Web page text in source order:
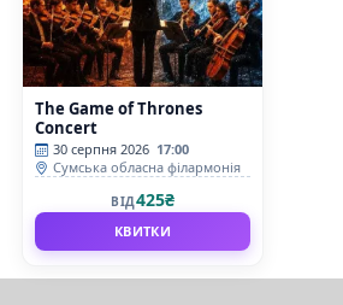
The Game of Thrones
Concert
30 серпня 2026 17:00
Сумська обласна філармонія
ВІД425₴
КВИТКИ